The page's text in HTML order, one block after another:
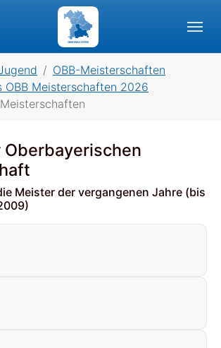
OBERBAYERN
OBB-Meisterschaften
OBB Meisterschaften 2026
Meister der vergangenen Jahre (bis